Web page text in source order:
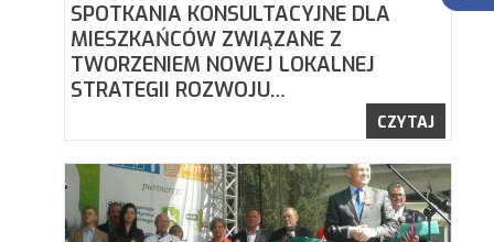
SPOTKANIA KONSULTACYJNE DLA
MIESZKAŃCÓW ZWIĄZANE Z
TWORZENIEM NOWEJ LOKALNEJ
STRATEGII ROZWOJU…
CZYTAJ